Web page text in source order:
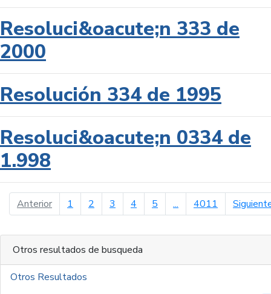
Resoluci&oacute;n 333 de
2000
Resolución 334 de 1995
Resoluci&oacute;n 0334 de
1.998
Anteriorpágina anterior
1 2 3 4 5 ... 4011
Otros resultados de busqueda
Otros Resultados